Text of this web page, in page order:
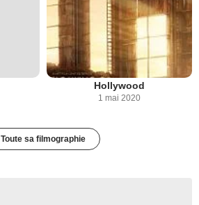
Hollywood
1 mai 2020
Toute sa filmographie